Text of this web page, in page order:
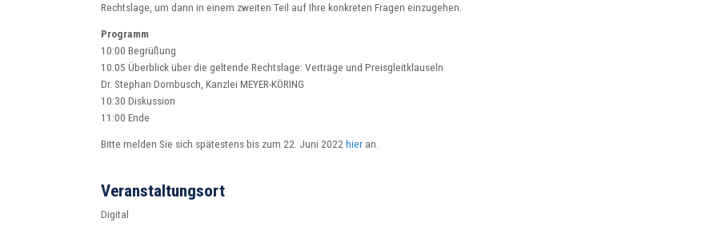
Rechtslage, um dann in einem zweiten Teil auf Ihre konkreten Fragen einzugehen.
Programm
10:00 Begrüßung
10:05 Überblick über die geltende Rechtslage: Verträge und Preisgleitklauseln
Dr. Stephan Dornbusch, Kanzlei MEYER-KÖRING
10:30 Diskussion
11:00 Ende
Bitte melden Sie sich spätestens bis zum 22. Juni 2022 hier an.
Veranstaltungsort
Digital